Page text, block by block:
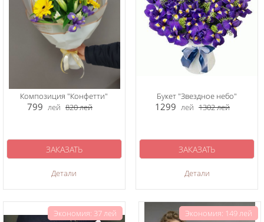
Композиция "Конфетти"
799 лей 820лей
Детали
ЗАКАЗАТЬ
Букет "Звездное небо"
1299 лей 1302лей
Детали
ЗАКАЗАТЬ
Экономия: 37 лей Экономия: 149 лей